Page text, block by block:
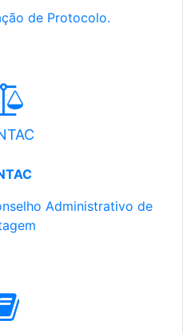
de Protocolo.
Administrativo de